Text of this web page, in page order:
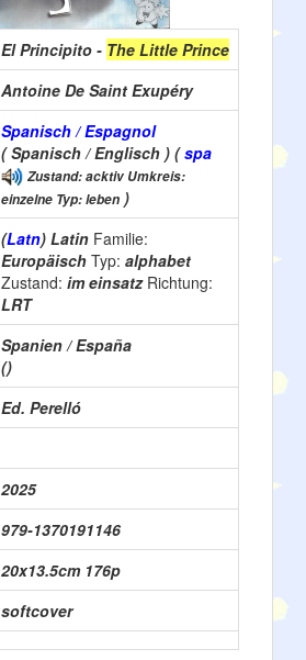
El Principito - The Little Prince
Antoine De Saint Exupéry
Spanisch / Espagnol
( Spanisch / Englisch ) (spa
Zustand: acktiv Umkreis:
einzelne Typ: leben )
(Latn) Latin Familie:
Europäisch Typ: alphabet
Zustand: im einsatz Richtung:
LRT
Spanien / España
()
Ed. Perelló
2025
979-1370191146
20x13.5cm 176p
softcover